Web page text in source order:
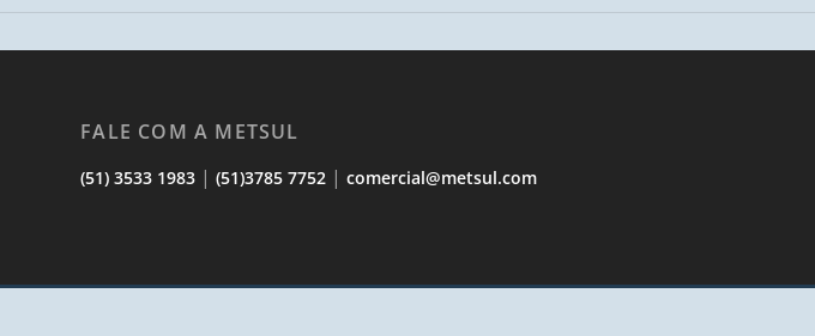
FALE COM A METSUL
(51) 3533 1983 |(51)3785 7752 |comercial@metsul.com